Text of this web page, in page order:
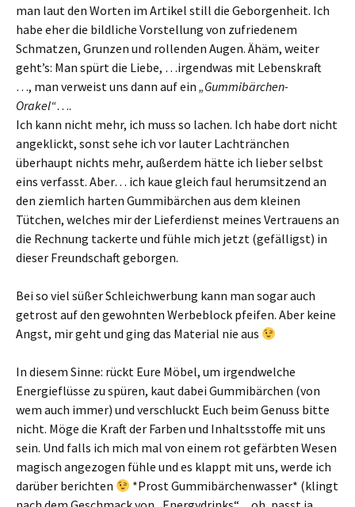
man laut den Worten im Artikel still die Geborgenheit. Ich
habe eher die bildliche Vorstellung von zufriedenem
Schmatzen, Grunzen und rollenden Augen. Ähäm, weiter
geht’s: Man spürt die Liebe, …irgendwas mit Lebenskraft
…, man verweist uns dann auf ein „Gummibärchen-
Orakel“….
Ich kann nicht mehr, ich muss so lachen. Ich habe dort nicht
angeklickt, sonst sehe ich vor lauter Lachtränchen
überhaupt nichts mehr, außerdem hätte ich lieber selbst
eins verfasst. Aber… ich kaue gleich faul herumsitzend an
den ziemlich harten Gummibärchen aus dem kleinen
Tütchen, welches mir der Lieferdienst meines Vertrauens an
die Rechnung tackerte und fühle mich jetzt (gefälligst) in
dieser Freundschaft geborgen.
Bei so viel süßer Schleichwerbung kann man sogar auch
getrost auf den gewohnten Werbeblock pfeifen. Aber keine
Angst, mir geht und ging das Material nie aus
In diesem Sinne: rückt Eure Möbel, um irgendwelche
Energieflüsse zu spüren, kaut dabei Gummibärchen (von
wem auch immer) und verschluckt Euch beim Genuss bitte
nicht. Möge die Kraft der Farben und Inhaltsstoffe mit uns
sein. Und falls ich mich mal von einem rot gefärbten Wesen
magisch angezogen fühle und es klappt mit uns, werde ich
darüber berichten
*Prost Gummibärchenwasser* (klingt